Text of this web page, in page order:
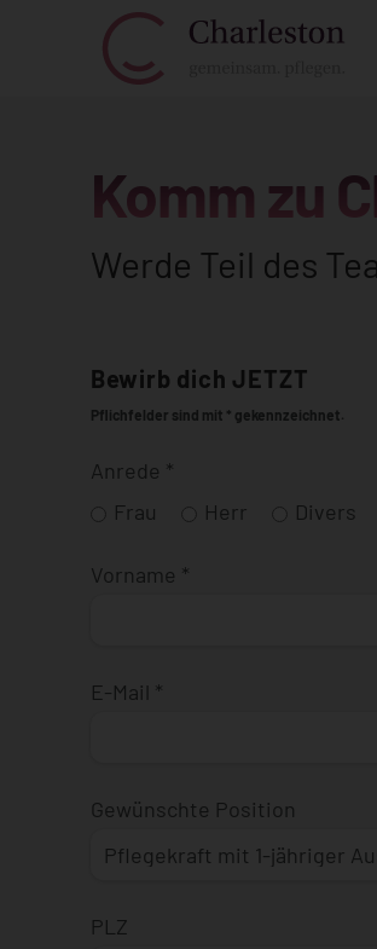
Komm zu
Werde Teil des
Bewirb dich JETZT
Pflichfelder sind mit * gekennzeichnet.
Anrede *
Frau
Herr Divers
Vorname *
E-Mail *
Gewünschte Position
PLZ